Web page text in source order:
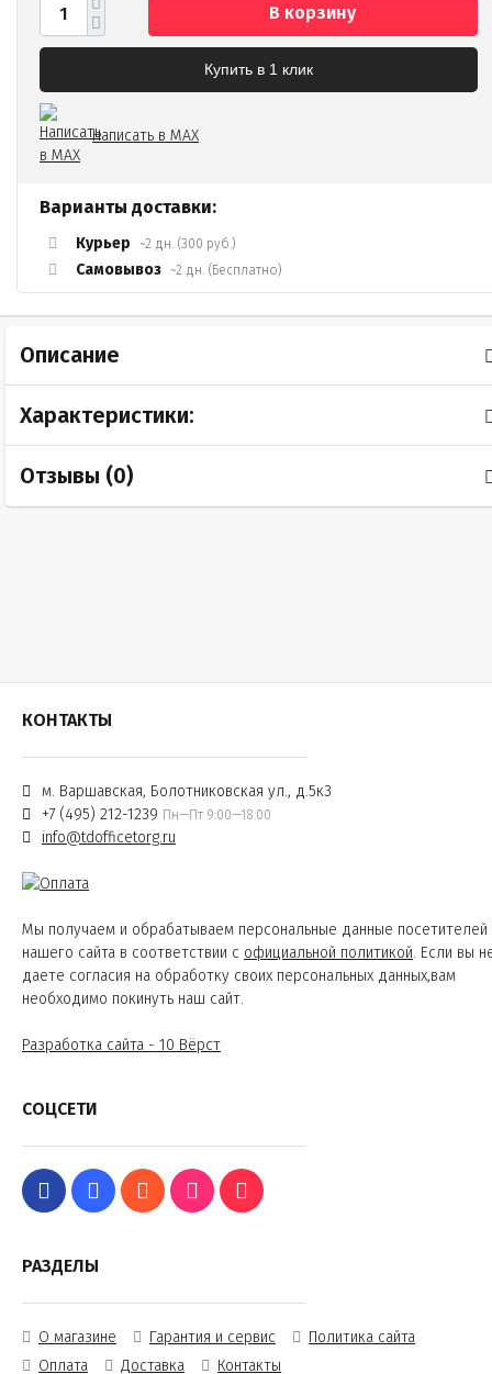
В корзину
Купить в 1 клик
Написать в MAX
Варианты доставки:
Курьер ~2 дн. (300 руб.)
Самовывоз ~2 дн. (Бесплатно)
Описание
Характеристики:
Отзывы (0)
КОНТАКТЫ
м. Варшавская, Болотниковская ул., д.5к3
+7 (495) 212-1239 Пн—Пт 9:00—18:00
info@tdofficetorg.ru
Мы получаем и обрабатываем персональные данные посетителей
нашего сайта в соответствии с официальной политикой. Если вы
даете согласия на обработку своих персональных данных,вам
необходимо покинуть наш сайт.
Разработка сайта - 10 Вёрст
СОЦСЕТИ
РАЗДЕЛЫ
О магазине Гарантия и сервис
Политика сайта
Оплата
Доставка Контакты